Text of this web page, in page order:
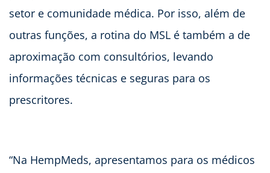
setor e comunidade médica. Por isso, além de
outras funções, a rotina do MSL é também a de
aproximação com consultórios, levando
informações técnicas e seguras para os
prescritores.
“Na HempMeds, apresentamos para os médicos